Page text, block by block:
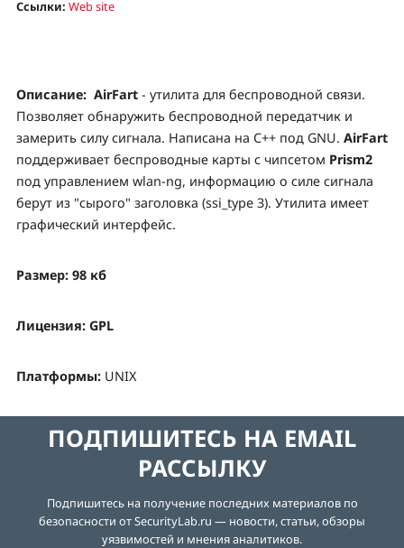
Ссылки: Web site
Описание: AirFart - утилита для беспроводной связи.
Позволяет обнаружить беспроводной передатчик и
замерить силу сигнала. Написана на С++ под GNU. AirFart
поддерживает беспроводные карты с чипсетом Prism2
под управлением wlan-ng, информацию о силе сигнала
берут из "сырого" заголовка (ssi_type 3). Утилита имеет
графический интерфейс.
Размер: 98 кб
Лицензия: GPL
Платформы: UNIX
ПОДПИШИТЕСЬ НА EMAIL
РАССЫЛКУ
Подпишитесь на получение последних материалов по
безопасности от SecurityLab.ru — новости, статьи, обзоры
уязвимостей и мнения аналитиков.